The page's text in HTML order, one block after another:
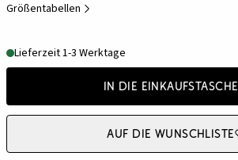
Größentabellen
Lieferzeit 1-3 Werktage
In die Einkaufstasche
Auf die Wunschliste